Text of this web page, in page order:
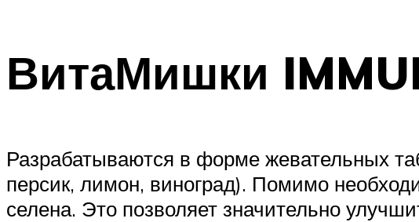
ВитаМишки
Разрабатываются в форме жевательных
персик, лимон, виноград). Помимо
селена. Это позволяет значительно